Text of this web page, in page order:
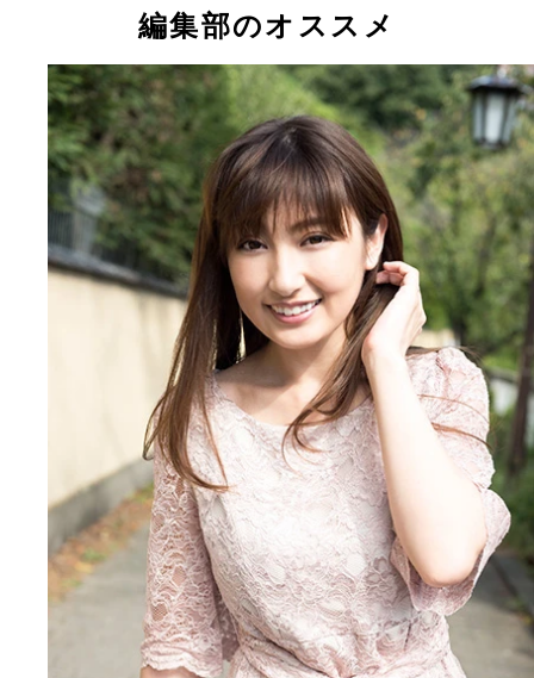
編集部のオススメ